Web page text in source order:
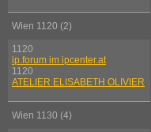
Wien 1120 (2)
1120
ip.forum im ipcenter.at
1120
ATELIER ELISABETH OLIVIER
Wien 1130 (4)